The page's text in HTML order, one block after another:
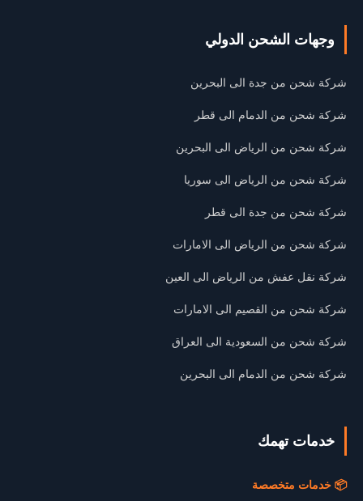
وجهات الشحن الدولي
شركة شحن من جدة الى البحرين
شركة شحن من الدمام الى قطر
شركة شحن من الرياض الى البحرين
شركة شحن من الرياض الى سوريا
شركة شحن من جدة الى قطر
شركة شحن من الرياض الى الامارات
شركة نقل عفش من الرياض الى العين
شركة شحن من القصيم الى الامارات
شركة شحن من السعودية الى العراق
شركة شحن من الدمام الى البحرين
خدمات تهمك
📦 خدمات متخصصة